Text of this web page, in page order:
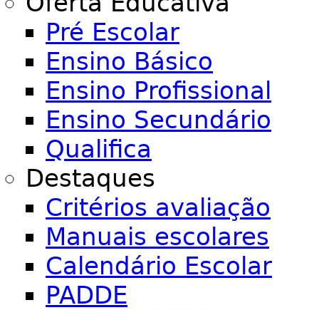
Pré Escolar
Ensino Básico
Ensino Profissional
Ensino Secundário
Qualifica
Destaques
Critérios avaliação
Manuais escolares
Calendário Escolar
PADDE